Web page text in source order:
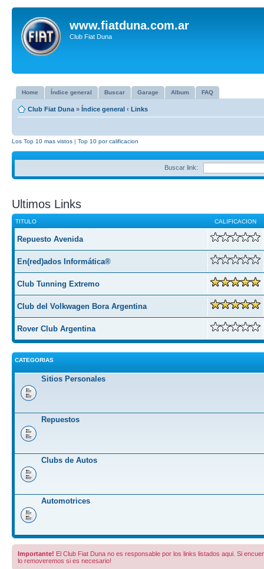
www.fiatduna.com.ar
Club Fiat Duna
Home Índice general Buscar Garage Album FAQ
Club Fiat Duna » Índice general ‹ Links
Los Top 10 mas vistos | Top 10 por calificacion
Buscar link:
Ultimos Links
TITULO CALIFICACION
Repuesto Avenida
En(red)ados Informática®
Club Tunning Extremo
Club del Volkwagen Bora Argentina
Rover Club Argentina
CATEGORIAS
Sitios Personales
Repuestos
Clubs de Autos
Automotrices
Importante! El Club Fiat Duna no es responsable por los links listados aqui. Si
lo removeremos si es necesario!